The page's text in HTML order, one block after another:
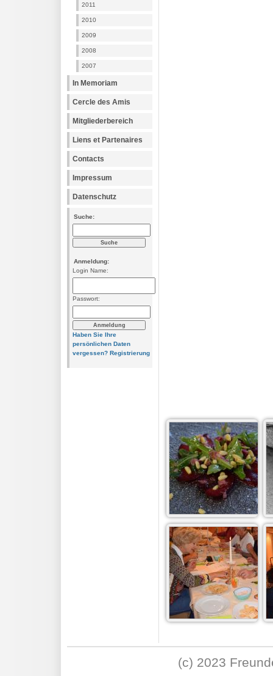
2011
2010
2009
2008
2007
In Memoriam
Cercle des Amis
Mitgliederbereich
Liens et Partenaires
Contacts
Impressum
Datenschutz
Suche:
Anmeldung:
Login Name:
Passwort:
Haben Sie Ihre
persönlichen Daten
vergessen? Registrierung
kochkurs
17 Bilder
(c) 2023